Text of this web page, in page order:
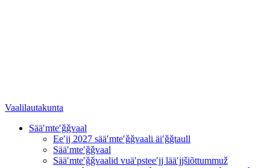
Vaalilautakunta
Sääʹmteʹǧǧvaal
Eeʹjj 2027 sääʹmteʹǧǧvaali äiʹǧǧtaull
Sääʹmteʹǧǧvaal
Sääʹmteʹǧǧvaalid vuäʹpsteeʹjj lääʹjjšiõttummuž